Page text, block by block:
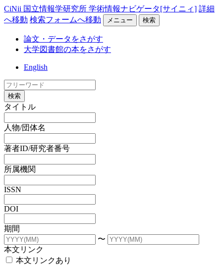
CiNii 国立情報学研究所 学術情報ナビゲータ[サイニィ] 詳細
へ移動 検索フォームへ移動 メニュー 検索
論文・データをさがす
大学図書館の本をさがす
English
検索
タイトル
人物/団体名
著者ID/研究者番号
所属機関
ISSN
DOI
期間
〜
本文リンク
本文リンクあり